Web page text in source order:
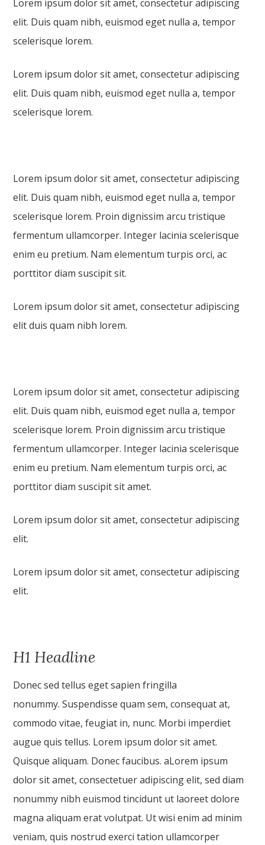
Lorem ipsum dolor sit amet, consectetur adipiscing
elit. Duis quam nibh, euismod eget nulla a, tempor
scelerisque lorem.
Lorem ipsum dolor sit amet, consectetur adipiscing
elit. Duis quam nibh, euismod eget nulla a, tempor
scelerisque lorem.
Lorem ipsum dolor sit amet, consectetur adipiscing
elit. Duis quam nibh, euismod eget nulla a, tempor
scelerisque lorem. Proin dignissim arcu tristique
fermentum ullamcorper. Integer lacinia scelerisque
enim eu pretium. Nam elementum turpis orci, ac
porttitor diam suscipit sit.
Lorem ipsum dolor sit amet, consectetur adipiscing
elit duis quam nibh lorem.
Lorem ipsum dolor sit amet, consectetur adipiscing
elit. Duis quam nibh, euismod eget nulla a, tempor
scelerisque lorem. Proin dignissim arcu tristique
fermentum ullamcorper. Integer lacinia scelerisque
enim eu pretium. Nam elementum turpis orci, ac
porttitor diam suscipit sit amet.
Lorem ipsum dolor sit amet, consectetur adipiscing
elit.
Lorem ipsum dolor sit amet, consectetur adipiscing
elit.
H1 Headline
Donec sed tellus eget sapien fringilla
nonummy. Suspendisse quam sem, consequat at,
commodo vitae, feugiat in, nunc. Morbi imperdiet
augue quis tellus. Lorem ipsum dolor sit amet.
Quisque aliquam. Donec faucibus. aLorem ipsum
dolor sit amet, consectetuer adipiscing elit, sed diam
nonummy nibh euismod tincidunt ut laoreet dolore
magna aliquam erat volutpat. Ut wisi enim ad minim
veniam, quis nostrud exerci tation ullamcorper